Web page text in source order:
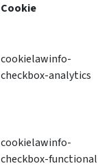
Cookie
cookielawinfo-
checkbox-analytics
cookielawinfo-
checkbox-functional